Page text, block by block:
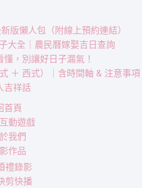
版懶人包（附線上預約連結）
大全｜農民曆嫁娶吉日查詢
，別讓好日子漏氣！
＋ 西式）｜含時間軸 & 注意事項
吉祥話
首頁
動遊戲
我們
作品
禮錄影
剪快播